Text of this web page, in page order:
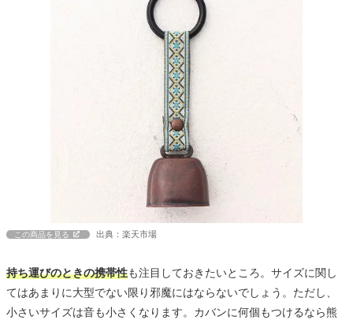
この商品を見る 出典：楽天市場
持ち運びのときの携帯性も注目しておきたいところ。サイズに関し
てはあまりに大型でない限り邪魔にはならないでしょう。ただし、
小さいサイズは音も小さくなります。カバンに何個もつけるなら熊